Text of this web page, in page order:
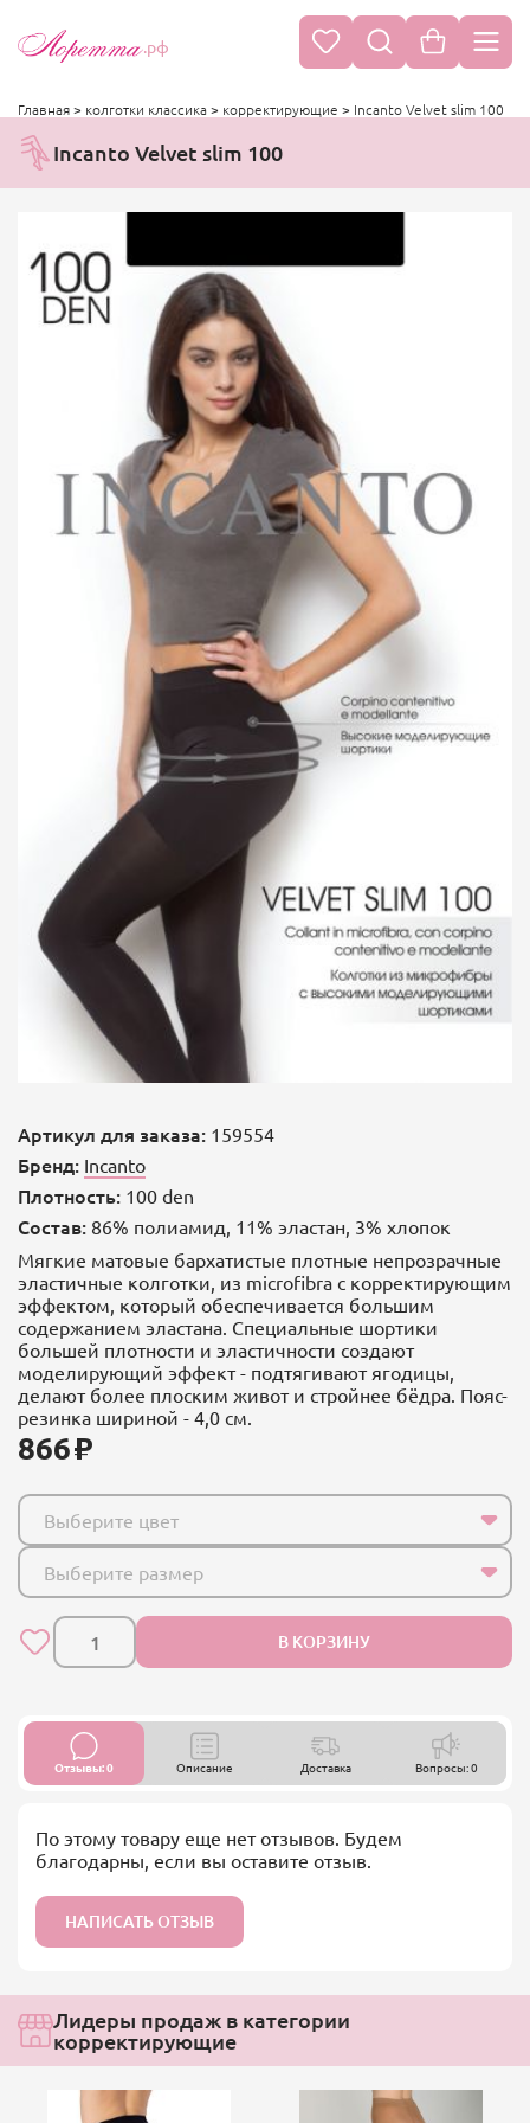
.рф
Главная> колготки классика> корректирующие > Incanto Velvet slim 100
Incanto Velvet slim 100
Артикул для заказа: 159554
Бренд: Incanto
Плотность: 100 den
Состав: 86% полиамид, 11% эластан, 3% хлопок
Мягкие матовые бархатистые плотные непрозрачные
эластичные колготки, из microfibra c корректирующим
эффектом, который обеспечивается большим
содержанием эластана. Специальные шортики
большей плотности и эластичности создают
моделирующий эффект - подтягивают ягодицы,
делают более плоским живот и стройнее бёдра. Пояс-
резинка шириной - 4,0 см.
866
Выберите цвет
Выберите размер
В КОРЗИНУ
Отзывы: 0 Описание Доставка Вопросы: 0
По этому товару еще нет отзывов. Будем
благодарны, если вы оставите отзыв.
НАПИСАТЬ ОТЗЫВ
Лидеры продаж в категории
корректирующие